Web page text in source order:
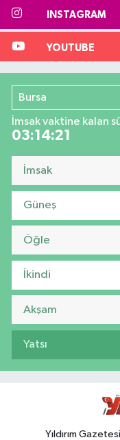
INSTAGRAM
YOUTUBE
Bursa
İmsak vaktine kalan
03:14:21
İmsak
Güneş
Öğle
İkindi
Akşam
Yatsı
Yıldırım